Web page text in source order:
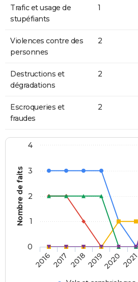
Trafic et usage de
stupéfiants
1
Violences contre des
personnes
2
Destructions et
dégradations
2
Escroqueries et
fraudes
2
Nombre de faits
20162017 2018201920202021
0
1
2
3
4